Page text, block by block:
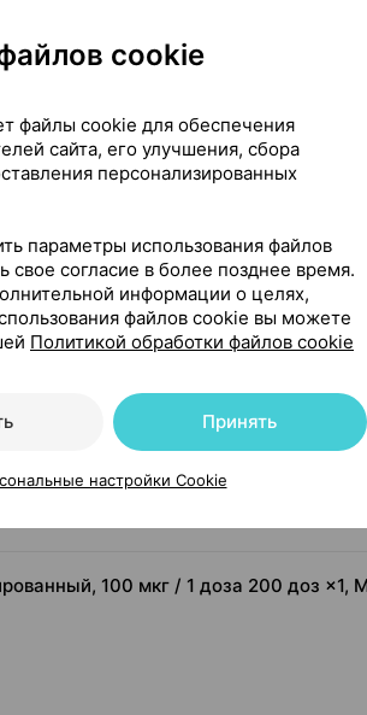
100 мкг / 1 доза 200 доз ×1,
100 мкг / 1 доза 200 доз ×1,
cookie
файлы cookie для обеспечения
сайта, его улучшения, сбора
персонализированных
параметры использования файлов
свое согласие в более позднее время.
информации о целях,
файлов cookie вы можете
Политикой обработки файлов cookie
Принять
настройки Cookie